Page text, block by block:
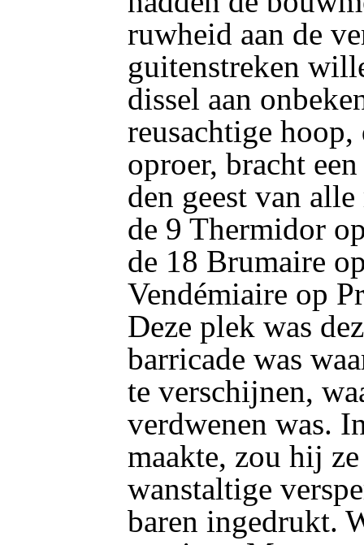
ruwheid aan de
guitenstreken
dissel aan
reusachtige
oproer, bracht
den geest van
de 9 Thermidor
de 18 Brumaire
Vendémiaire op
Deze plek was
barricade was
te verschijnen,
verdwenen was.
maakte, zou hij
wanstaltige
baren ingedrukt.